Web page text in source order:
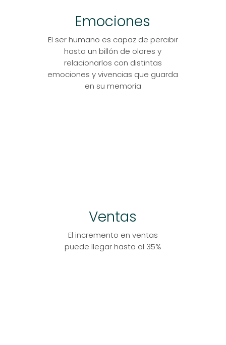
Emociones
El ser humano es capaz de percibir
hasta un billón de olores y
relacionarlos con distintas
emociones y vivencias que guarda
en su memoria
Ventas
El incremento en ventas
puede llegar hasta al 35%